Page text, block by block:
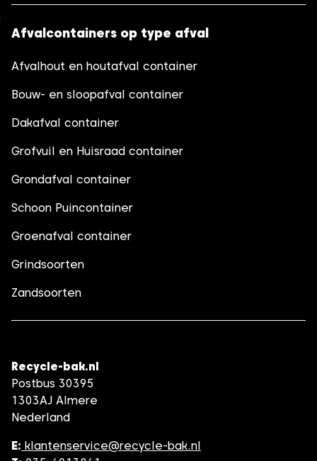
Afvalcontainers op type afval
Afvalhout en houtafval container
Bouw- en sloopafval container
Dakafval container
Grofvuil en Huisraad container
Grondafval container
Schoon Puincontainer
Groenafval container
Grindsoorten
Zandsoorten
Recycle-bak.nl
Postbus 30395
1303AJ Almere
Nederland
E: klantenservice@recycle-bak.nl